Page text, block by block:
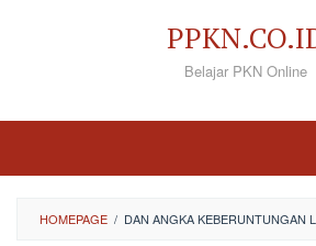
Belajar PKN Online
HOMEPAGE / DAN ANGKA KEBERUNTUNGAN